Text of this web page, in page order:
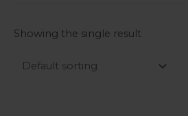
Showing the single result